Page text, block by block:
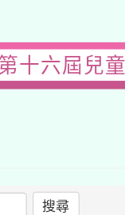
十六屆兒
搜尋